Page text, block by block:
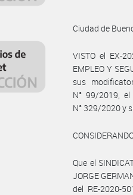
Ciudad de
VISTO el EX-
EMPLEO Y
sus
N° 99/2019,
N° 329/2020 y
Que el
JORGE
del RE-2020-